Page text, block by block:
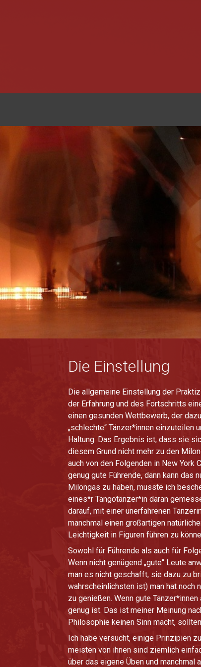
Die Einstellung
Die allgemeine Einstellung der
der Erfahrung und des Fortschritts
einen gesunden Wettbewerb, der
„schlechte“ Tänzer*innen einzuteilen
Haltung. Das Ergebnis ist, dass sie
diesem Grund nicht mehr zu den
auch von den Folgenden in New York
genug gute Führende, dann kann
Milongas zu haben, musste ich
eines*r Tangotänzer*in daran
darauf, mit einer unerfahrenen
manchmal einen großartigen
Leichtigkeit in Figuren führen zu
Sowohl für Führende als auch für
Wenn nicht genügend „gute“ Leute
man es nicht geschafft, sie dazu zu
wahrscheinlichsten ist) man hat noch
zu genießen. Wenn gute
genug ist. Das ist meiner Meinung
Philosophie keinen Sinn macht,
Ich habe versucht, einige Prinzipien
meisten von ihnen sind ziemlich
über das eigene Üben und manchmal